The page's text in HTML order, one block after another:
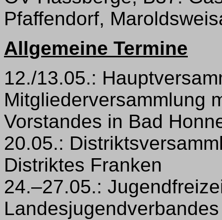
Pfaffendorf,
Allgemeine Termine
12./13.05.:
Mitgliederversammlung
Vorstandes in Bad
20.05.:
Distriktes Franken
24.–27.05.: